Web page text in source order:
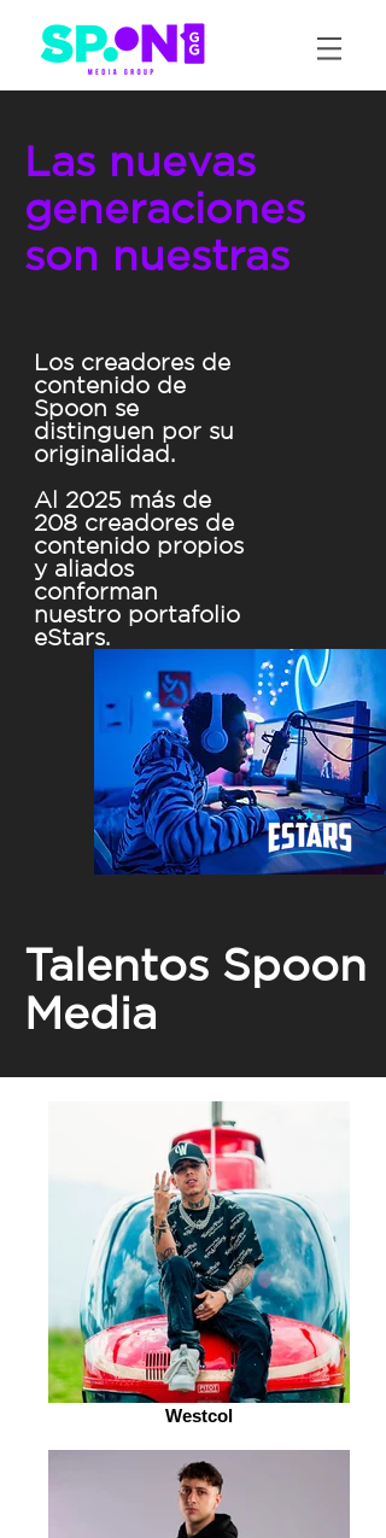
Las nuevas
generaciones
son nuestras
Los creadores de
contenido de
Spoon se
distinguen por su
originalidad.
Al 2025 más de
208 creadores de
contenido propios
y aliados
conforman
nuestro portafolio
eStars.
Talentos Spoon
Media
Westcol